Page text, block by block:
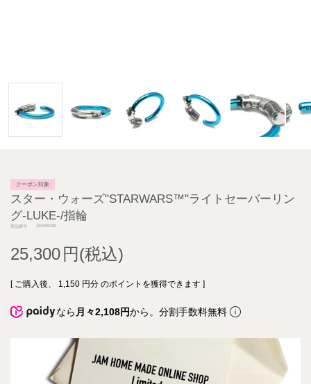
クーポン対象
スター・ウォーズ"STARWARS™"ライトセーバーリン
グ-LUKE-/指輪
商品番号 JSWRI01B
25,300
[ ご購入後、 1,150 円分 のポイントを獲得できます ]
なら 月々2,108円から。分割手数料無料